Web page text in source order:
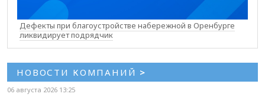
Дефекты при благоустройстве набережной в Оренбурге
ликвидирует подрядчик
НОВОСТИ КОМПАНИЙ >
06 августа 2026 13:25